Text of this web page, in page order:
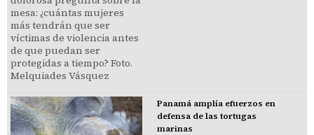
Panamá amplía efuerzos en
defensa de las tortugas
marinas